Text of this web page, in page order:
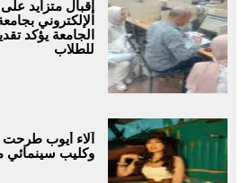
إقبال متزايد
الإلكتروني
الجامعة يؤكد
للطلاب
آلاء أيوب طرحت
وكليب سينمائي